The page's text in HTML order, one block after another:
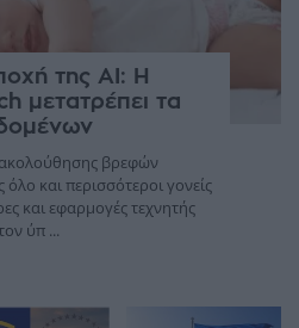
της AI: Η
μετατρέπει τα
βρεφών
και περισσότεροι γονείς
και εφαρμογές τεχνητής
ύπ ...